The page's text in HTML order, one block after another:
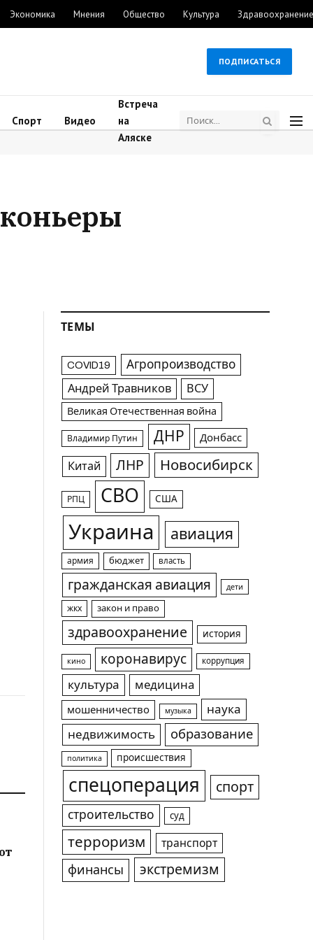
Экономика Мнения Общество Культура Здравоохранение
ПОДПИСАТЬСЯ
Спорт Видео
Встреча
на
Аляске
ТЕМЫ
COVID19 Агропроизводство
Андрей Травников ВСУ
Великая Отечественная война
Владимир Путин ДНР Донбасс
Китай ЛНР Новосибирск
РПЦ СВО США
Украина авиация
армия бюджет власть
гражданская авиация дети
жкх закон и право
здравоохранение история
кино коронавирус коррупция
культура медицина
мошенничество музыка
наука
недвижимость
образование
политика происшествия
спецоперация спорт
строительство суд
терроризм транспорт
финансы экстремизм